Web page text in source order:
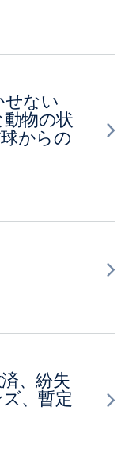
せない
物の状
からの
、紛失
、暫定